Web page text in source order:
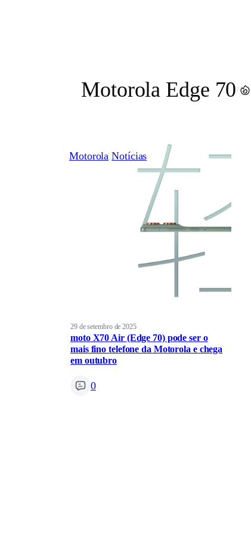
Motorola Edge 70/
Motorola Notícias
29 de setembro de 2025
moto X70 Air (Edge 70) pode ser o
mais fino telefone da Motorola e chega
em outubro
0